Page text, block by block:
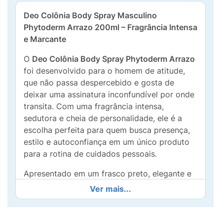
Deo Colônia Body Spray Masculino
Phytoderm Arrazo 200ml – Fragrância Intensa
e Marcante
O Deo Colônia Body Spray Phytoderm Arrazo
foi desenvolvido para o homem de atitude,
que não passa despercebido e gosta de
deixar uma assinatura inconfundível por onde
transita. Com uma fragrância intensa,
sedutora e cheia de personalidade, ele é a
escolha perfeita para quem busca presença,
estilo e autoconfiança em um único produto
para a rotina de cuidados pessoais.
Apresentado em um frasco preto, elegante e
moderno de 200ml, estebody spray
pensado para acompanhar a vida dinâmica do
homem contemporâneo. Diferente dos
Ver mais...